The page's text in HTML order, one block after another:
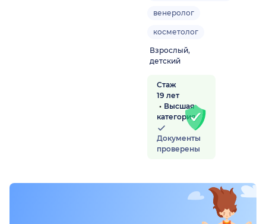
венеролог
косметолог
Взрослый,
детский
Стаж
19 лет
Высшая
категория
Документы
проверены